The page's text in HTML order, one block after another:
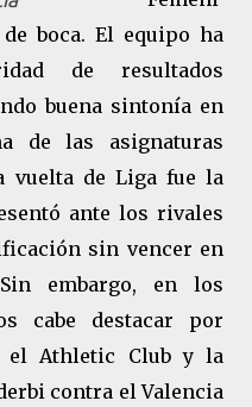
boca. El equipo ha
de resultados
buena sintonía en
de las asignaturas
vuelta de Liga fue la
ante los rivales
sin vencer en
embargo, en los
cabe destacar por
el Athletic Club y la
contra el Valencia